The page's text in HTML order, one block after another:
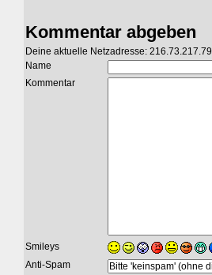
Kommentar abgeben
Deine aktuelle Netzadresse: 216.73.217.79
Name
Kommentar
Smileys
Anti-Spam